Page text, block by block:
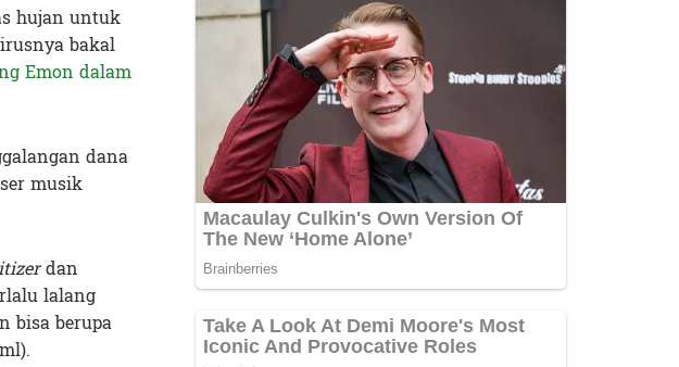
hujan untuk
bakal
Emon dalam
dana
musik
dan
lalang
bisa berupa